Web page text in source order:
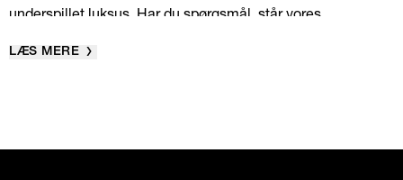
underspillet luksus. Har du spørgsmål, står vores
LÆS MERE